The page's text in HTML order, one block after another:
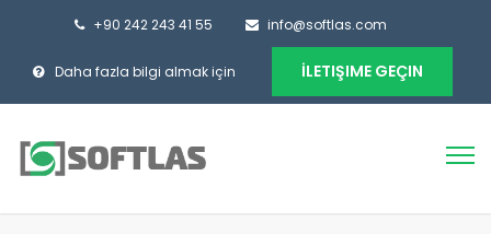
+90 242 243 41 55 info@softlas.com
Daha fazla bilgi almak için İLETIŞIME GEÇIN